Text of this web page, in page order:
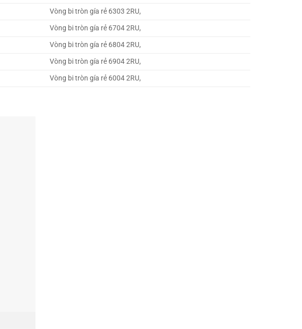
Vòng bi tròn gía rẻ 6303 2RU,
Vòng bi tròn gía rẻ 6704 2RU,
Vòng bi tròn gía rẻ 6804 2RU,
Vòng bi tròn gía rẻ 6904 2RU,
Vòng bi tròn gía rẻ 6004 2RU,